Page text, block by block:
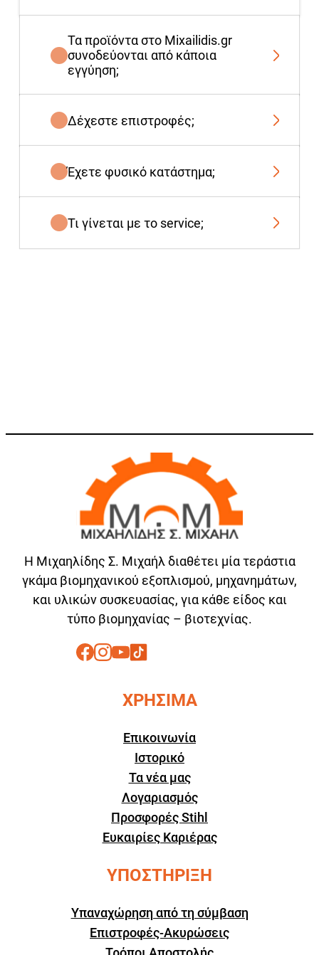
Τα προϊόντα στο Mixailidis.gr
συνοδεύονται από κάποια
εγγύηση;
Δέχεστε επιστροφές;
Έχετε φυσικό κατάστημα;
Τι γίνεται με το service;
Η Μιχαηλίδης Σ. Μιχαήλ διαθέτει μία τεράστια
γκάμα βιομηχανικού εξοπλισμού, μηχανημάτων,
και υλικών συσκευασίας, για κάθε είδος και
τύπο βιομηχανίας – βιοτεχνίας.
ΧΡΗΣΙΜΑ
Επικοινωνία
Ιστορικό
Τα νέα μας
Λογαριασμός
Προσφορές Stihl
Ευκαιρίες Καριέρας
ΥΠΟΣΤΗΡΙΞΗ
Υπαναχώρηση από τη σύμβαση
Επιστροφές-Ακυρώσεις